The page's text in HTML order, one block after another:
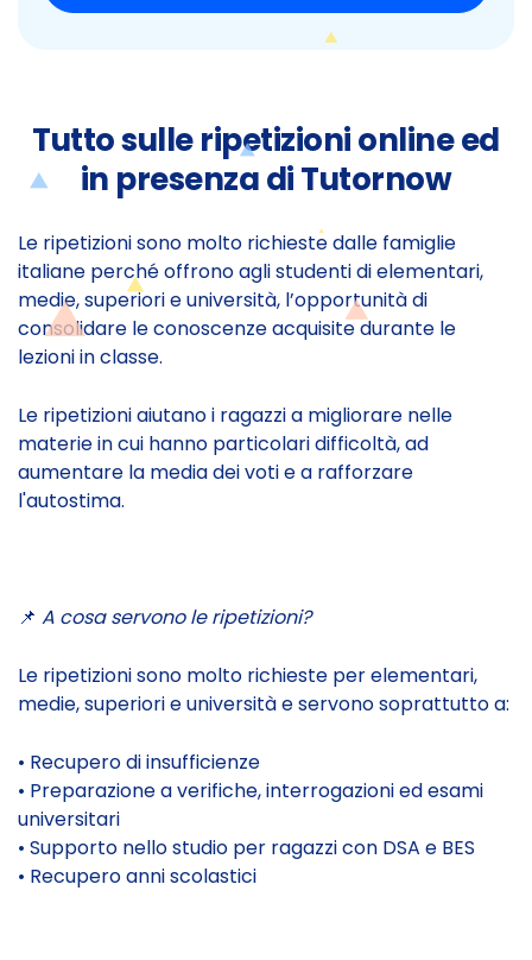
Tutto sulle ripetizioni online ed
in presenza di Tutornow
Le ripetizioni sono molto richieste dalle famiglie
italiane perché offrono agli studenti di elementari,
medie, superiori e università, l’opportunità di
consolidare le conoscenze acquisite durante le
lezioni in classe.
Le ripetizioni aiutano i ragazzi a migliorare nelle
materie in cui hanno particolari difficoltà, ad
aumentare la media dei voti e a rafforzare
l'autostima.
📌 A cosa servono le ripetizioni?
Le ripetizioni sono molto richieste per elementari,
medie, superiori e università e servono soprattutto a:
• Recupero di insufficienze
• Preparazione a verifiche, interrogazioni ed esami
universitari
• Supporto nello studio per ragazzi con DSA e BES
• Recupero anni scolastici